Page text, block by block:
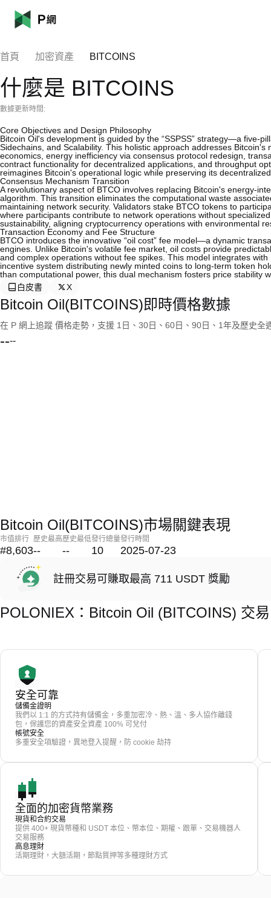
首頁 加密資產 BITCOINS
什麼是 BITCOINS
數據更新時間:
Core Objectives and Design Philosophy
Bitcoin Oil's development is guided by the “SSPSS” strategy—a five-
Sidechains, and Scalability. This holistic approach addresses
economics, energy inefficiency via consensus protocol redesign,
contract functionality for decentralized applications, and throughput
reimagines Bitcoin's operational logic while preserving its
Consensus Mechanism Transition
A revolutionary aspect of BTCO involves replacing Bitcoin's energy-
algorithm. This transition eliminates the computational waste
maintaining network security. Validators stake BTCO tokens to
where participants contribute to network operations without
sustainability, aligning cryptocurrency operations with environmental
Transaction Economy and Fee Structure
BTCO introduces the innovative “oil cost” fee model—a dynamic
engines. Unlike Bitcoin's volatile fee market, oil costs provide
and complex operations without fee spikes. This model integrates
incentive system distributing newly minted coins to long-term token
than computational power, this dual mechanism fosters price stability
白皮書
X
Bitcoin Oil(BITCOINS)即時價格數據
在 P 網上追蹤 價格走勢，支援 1日、30日、60日、90日、1年及歷史全
----
Bitcoin Oil(BITCOINS)市場關鍵表現
市值排行
#8,603
歷史最高
--
歷史最低
--
發行總量
10
發行時間
2025-07-23
註冊交易可賺取最高 711 USDT 獎勵
POLONIEX：Bitcoin Oil (BITCOINS) 交
安全可靠
儲備金證明
我們以 1:1 的方式持有儲備金，多重加密冷、熱、溫、多人協作離錢
包，保護您的資產安全資產 100% 可兌付
帳號安全
多重安全項驗證，異地登入提醒，防 cookie 劫持
全面的加密貨幣業務
現貨和合約交易
提供 400+ 現貨幣種和 USDT 本位、幣本位、期權、跟單、交易機器人
交易服務
高息理財
活期理財，大額活期，節點質押等多種理財方式